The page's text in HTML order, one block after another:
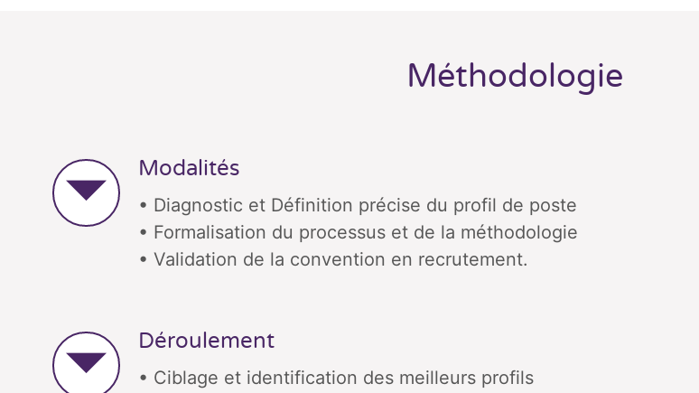
Méthodologie
Modalités
• Diagnostic et Définition précise du profil de poste
• Formalisation du processus et de la méthodologie
• Validation de la convention en recrutement.
Déroulement
• Ciblage et identification des meilleurs profils